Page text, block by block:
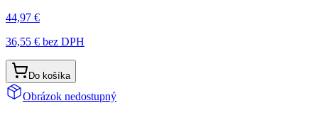
44,97 €
36,55 € bez DPH
Do košíka
Obrázok nedostupný